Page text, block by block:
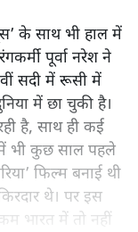
के साथ भी हाल में
पूर्वा नरेश ने
सदी में रूसी में
में छा चुकी है।
है, साथ ही कई
भी कुछ साल पहले
फिल्म बनाई थी
थे। पर इस
भारत में तो नहीं